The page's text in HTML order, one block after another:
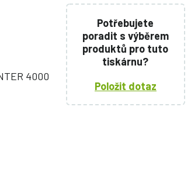
4000
Potřebujete
poradit s výběrem
produktů pro tuto
tiskárnu?
Položit dotaz